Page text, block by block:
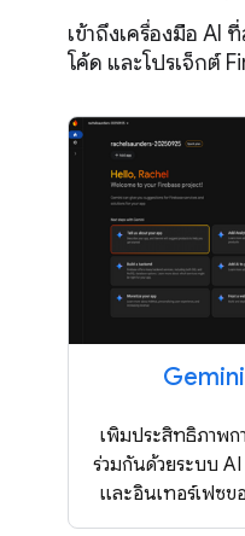
เข้าถึงเครื่องมือ AI
โค้ด และโปรเจ็กต์
เพิ่มประสิทธิภาพ
ร่วมกันด้วยระบบ
และอินเทอร์เฟซข